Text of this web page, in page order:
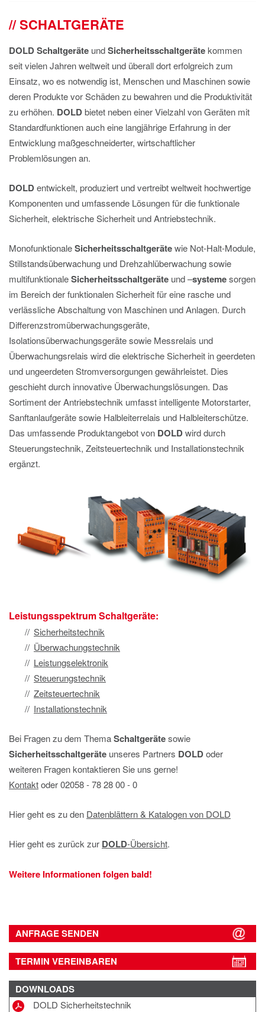
DATENSCHUTZ
SCHALTGERÄTE
DOLDSchaltgeräte undSicherheitsschaltgerätekommen
seit vielen Jahren weltweit und überall dort erfolgreich zum
Einsatz, wo es notwendig ist, Menschen und Maschinen sowie
deren Produkte vor Schäden zu bewahren und die Produktivität
zu erhöhen. DOLDbietet neben einer Vielzahl von Geräten mit
Standardfunktionen auch eine langjährige Erfahrung in der
Entwicklung maßgeschneiderter, wirtschaftlicher
Problemlösungen an.
DOLDentwickelt, produziert und vertreibt weltweit hochwertige
Komponenten und umfassende Lösungen für die funktionale
Sicherheit, elektrische Sicherheit und Antriebstechnik.
MonofunktionaleSicherheitsschaltgerätewie Not-Halt-Module,
Stillstandsüberwachung und Drehzahlüberwachung sowie
multifunktionaleSicherheitsschaltgeräte und –systemesorgen
im Bereich der funktionalen Sicherheit für eine rasche und
verlässliche Abschaltung von Maschinen und Anlagen. Durch
Differenzstromüberwachungsgeräte,
Isolationsüberwachungsgeräte sowie Messrelais und
Überwachungsrelais wird die elektrische Sicherheit in geerdeten
und ungeerdeten Stromversorgungen gewährleistet. Dies
geschieht durch innovative Überwachungslösungen. Das
Sortiment der Antriebstechnik umfasst intelligente Motorstarter,
Sanftanlaufgeräte sowie Halbleiterrelais und Halbleiterschütze.
Das umfassende Produktangebot von DOLDwird durch
Steuerungstechnik, Zeitsteuertechnik und Installationstechnik
ergänzt.
Leistungsspektrum Schaltgeräte:
Sicherheitstechnik
Überwachungstechnik
Leistungselektronik
Steuerungstechnik
Zeitsteuertechnik
Installationstechnik
Bei Fragen zu dem ThemaSchaltgerätesowie
Sicherheitsschaltgeräte unseres Partners DOLDoder
weiteren Fragen kontaktieren Sie uns gerne!
Kontaktoder 02058 ‐ 78 28 00 ‐ 0
Hier geht es zu den Datenblättern & Katalogen von DOLD
Hier geht es zurück zur DOLD-Übersicht.
Weitere Informationen folgen bald!
ANFRAGE SENDEN
TERMIN VEREINBAREN
DOWNLOADS
DOLD Sicherheitstechnik